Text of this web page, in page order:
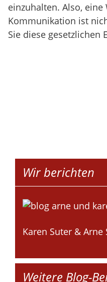
einzuhalten. Also, eine
Kommunikation ist
Sie diese gesetzlichen
Wir berichten
Karen Suter & Arne
Weitere Blog-